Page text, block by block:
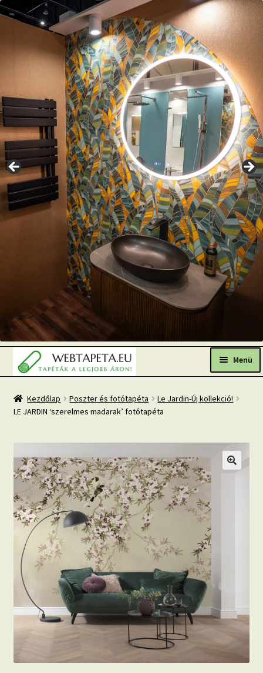
Ugrás
a
navigációhoz
Kilépés
a
tartalomba Menü
Népszerű tapéták
Tapéta BLOG
Mi az a fotótapéta?
Tapétázási tanácsok
Beton hatású tapéták
Kapcsolat
Kezdőlap Poszter és fotótapéta
Le Jardin-Új kollekció!
LE JARDIN ‘szerelmes madarak’ fotótapéta